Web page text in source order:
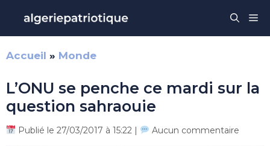
contenu
Accueil » Monde
L’ONU se penche ce mardi sur la
question sahraouie
Publié le 27/03/2017 à 15:22 | Aucun commentaire